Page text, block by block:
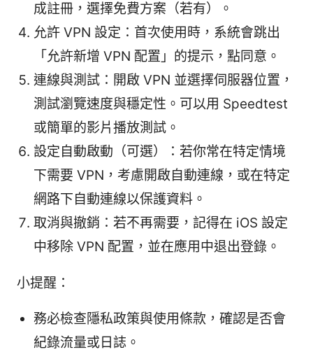
成註冊，選擇免費方案（若有）。
允許 VPN 設定：首次使用時，系統會跳出
「允許新增 VPN 配置」的提示，點同意。
連線與測試：開啟 VPN 並選擇伺服器位置，
測試瀏覽速度與穩定性。可以用 Speedtest
或簡單的影片播放測試。
設定自動啟動（可選）：若你常在特定情境
下需要 VPN，考慮開啟自動連線，或在特定
網路下自動連線以保護資料。
取消與撤銷：若不再需要，記得在 iOS 設定
中移除 VPN 配置，並在應用中退出登錄。
小提醒：
務必檢查隱私政策與使用條款，確認是否會
紀錄流量或日誌。